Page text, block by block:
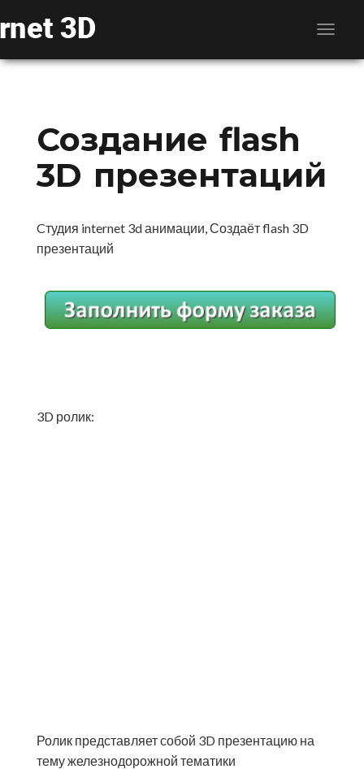
Создание flash
3D презентаций
Cтудия internet 3d анимации, Создаёт flash 3D
презентаций
3D ролик:
Ролик представляет собой 3D презентацию на
тему железнодорожной тематики